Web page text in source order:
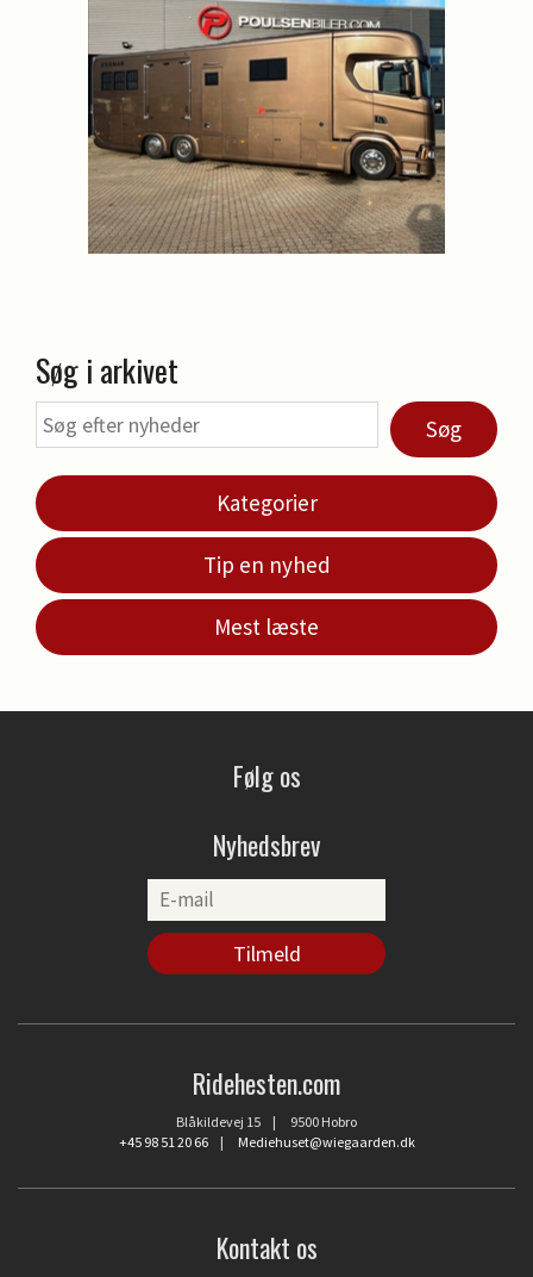
Søg i arkivet
Søg
Kategorier
Tip en nyhed
Mest læste
Følg os
Nyhedsbrev
Ridehesten.com
Blåkildevej 15 | 9500 Hobro
+45 98 51 20 66| Mediehuset@wiegaarden.dk
Kontakt os